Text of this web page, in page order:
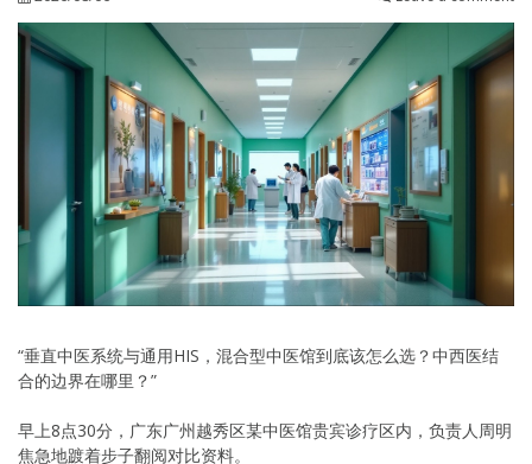
“垂直中医系统与通用HIS，混合型中医馆到底该怎么选？中西医结
合的边界在哪里？”
早上8点30分，广东广州越秀区某中医馆贵宾诊疗区内，负责人周明
焦急地踱着步子翻阅对比资料。